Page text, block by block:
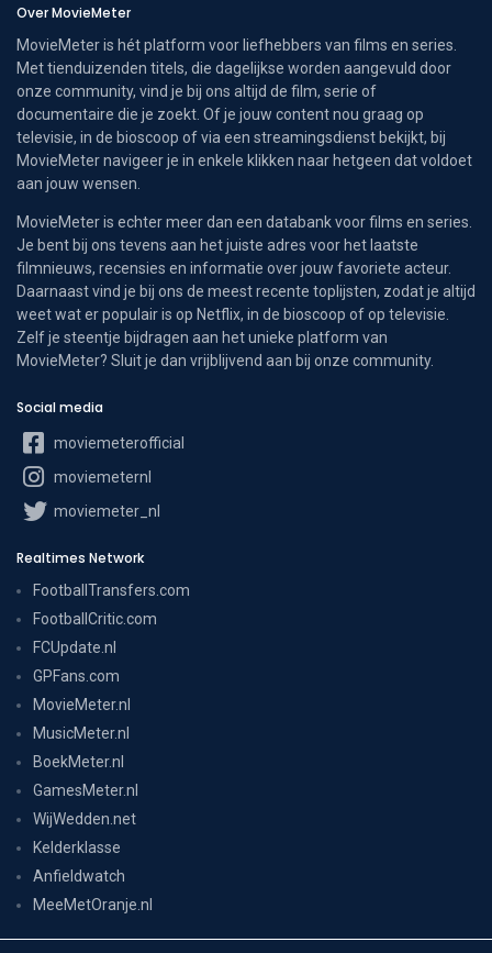
Over MovieMeter
MovieMeter is hét platform voor liefhebbers van films en series.
Met tienduizenden titels, die dagelijkse worden aangevuld door
onze community, vind je bij ons altijd de film, serie of
documentaire die je zoekt. Of je jouw content nou graag op
televisie, in de bioscoop of via een streamingsdienst bekijkt, bij
MovieMeter navigeer je in enkele klikken naar hetgeen dat voldoet
aan jouw wensen.
MovieMeter is echter meer dan een databank voor films en series.
Je bent bij ons tevens aan het juiste adres voor het laatste
filmnieuws, recensies en informatie over jouw favoriete acteur.
Daarnaast vind je bij ons de meest recente toplijsten, zodat je altijd
weet wat er populair is op Netflix, in de bioscoop of op televisie.
Zelf je steentje bijdragen aan het unieke platform van
MovieMeter? Sluit je dan vrijblijvend aan bij onze community.
Social media
moviemeterofficial
moviemeternl
moviemeter_nl
Realtimes Network
FootballTransfers.com
FootballCritic.com
FCUpdate.nl
GPFans.com
MovieMeter.nl
MusicMeter.nl
BoekMeter.nl
GamesMeter.nl
WijWedden.net
Kelderklasse
Anfieldwatch
MeeMetOranje.nl